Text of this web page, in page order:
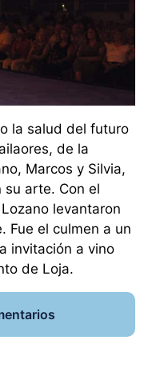
la salud del futuro
de la
Marcos y Silvia,
su arte. Con el
levantaron
Fue el culmen a un
invitación a vino
de Loja.